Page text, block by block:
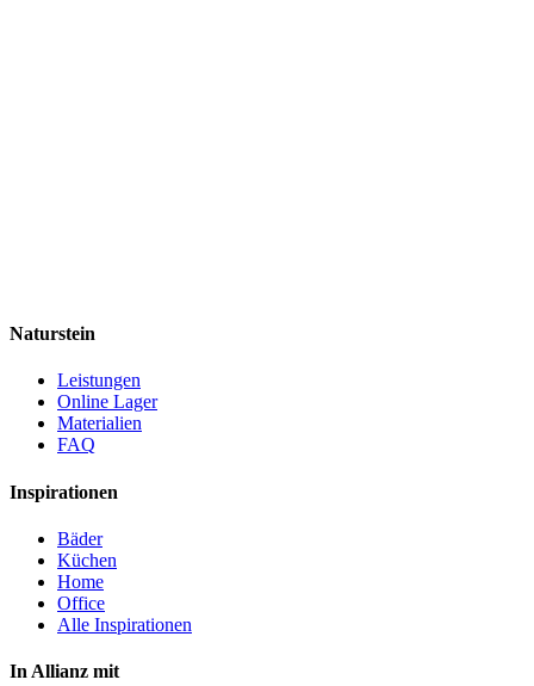
Naturstein
Leistungen
Online Lager
Materialien
FAQ
Inspirationen
Bäder
Küchen
Home
Office
Alle Inspirationen
In Allianz mit